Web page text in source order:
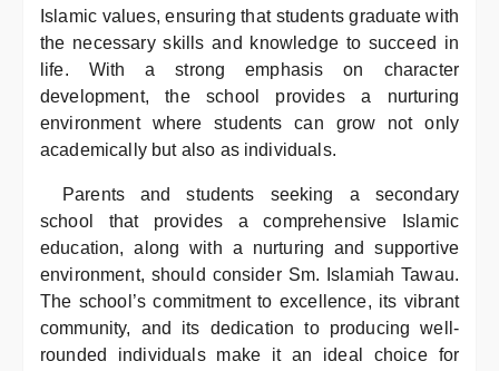
Islamic values, ensuring that students graduate with
the necessary skills and knowledge to succeed in
life. With a strong emphasis on character
development, the school provides a nurturing
environment where students can grow not only
academically but also as individuals.
Parents and students seeking a secondary
school that provides a comprehensive Islamic
education, along with a nurturing and supportive
environment, should consider Sm. Islamiah Tawau.
The school’s commitment to excellence, its vibrant
community, and its dedication to producing well-
rounded individuals make it an ideal choice for